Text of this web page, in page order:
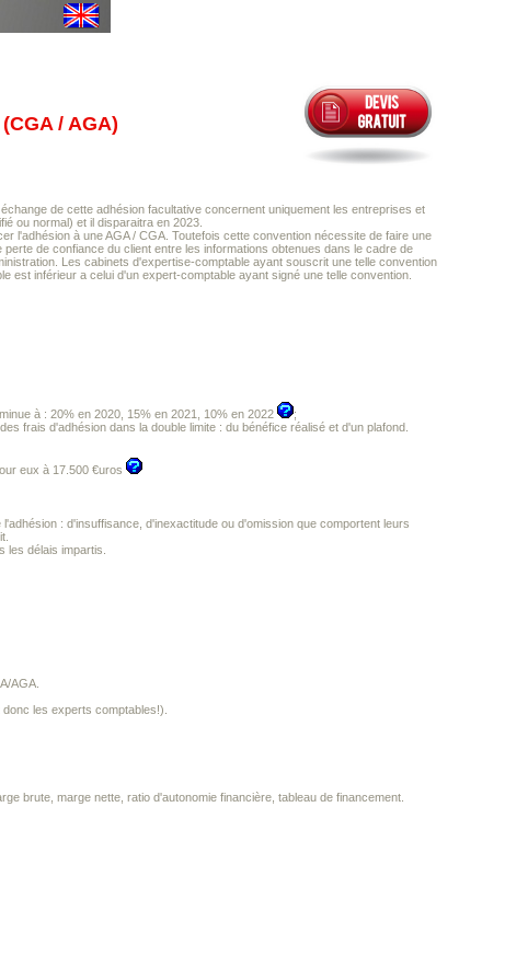
/ AGA)
de cette adhésion facultative concernent uniquement les entreprises et
ou normal) et il disparaitra en 2023.
l'adhésion à une AGA / CGA. Toutefois cette convention nécessite de faire une
de confiance du client entre les informations obtenues dans le cadre de
Les cabinets d'expertise-comptable ayant souscrit une telle convention
est inférieur a celui d'un expert-comptable ayant signé une telle convention.
à : 20% en 2020, 15% en 2021, 10% en 2022
;
frais d'adhésion dans la double limite : du bénéfice réalisé et d'un plafond.
eux à 17.500 €uros
: d'insuffisance, d'inexactitude ou d'omission que comportent leurs
les délais impartis.
AGA.
les experts comptables!).
brute, marge nette, ratio d'autonomie financière, tableau de financement.